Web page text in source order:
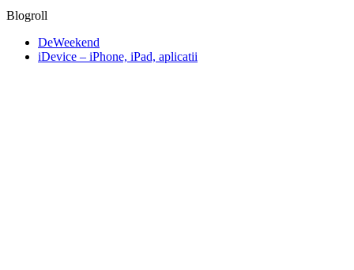
Blogroll
DeWeekend
iDevice – iPhone, iPad, aplicatii